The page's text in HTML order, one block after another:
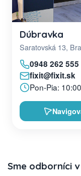
Dúbravka
Saratovská 13,
0948 262 555
fixit@fixit.sk
Pon-Pia:
Sme odborníci